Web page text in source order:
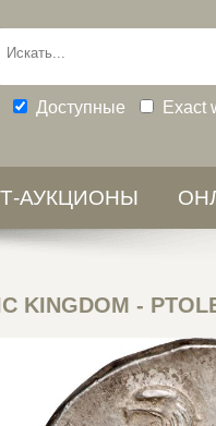
Доступные Exact
АУКЦИОНЫ
KINGDOM -